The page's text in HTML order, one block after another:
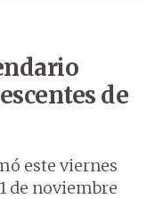
de
este viernes
de noviembre